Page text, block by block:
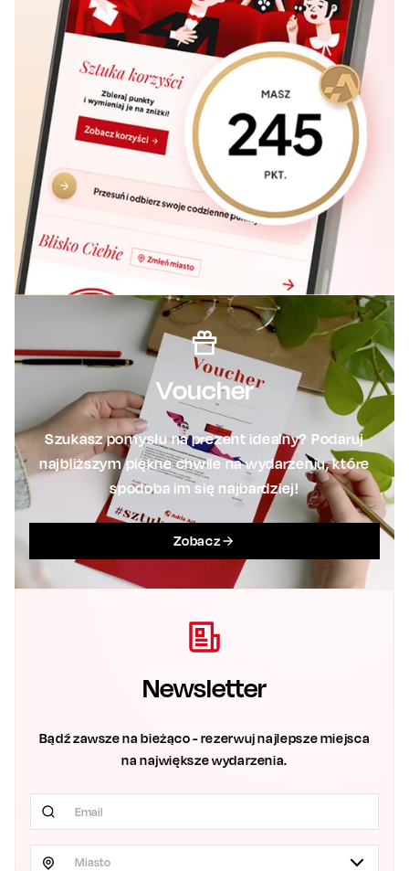
Voucher
Szukasz pomysłu na prezent idealny? Podaruj
najbliższym piękne chwile na wydarzeniu, które
spodoba im się najbardziej!
Zobacz
Newsletter
Bądź zawsze na bieżąco - rezerwuj najlepsze miejsca
na największe wydarzenia.
Miasto